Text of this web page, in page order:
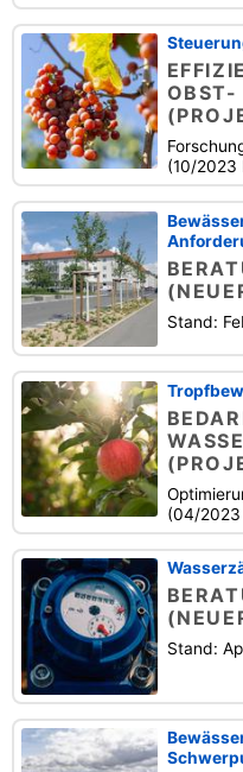
OBST-
(10/2023
Stand:
(04/
Stand: